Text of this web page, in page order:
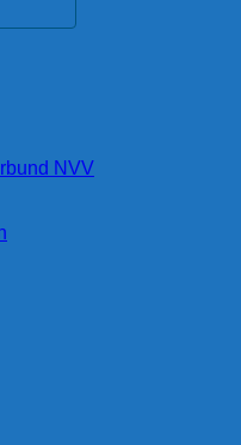
NVV